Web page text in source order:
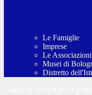
Le Famiglie
Imprese
Le Associazioni
Musei di
Distretto